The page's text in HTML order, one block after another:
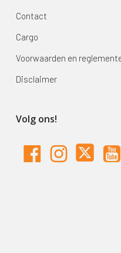
Contact
Cargo
Voorwaarden en
Disclaimer
Volg ons!